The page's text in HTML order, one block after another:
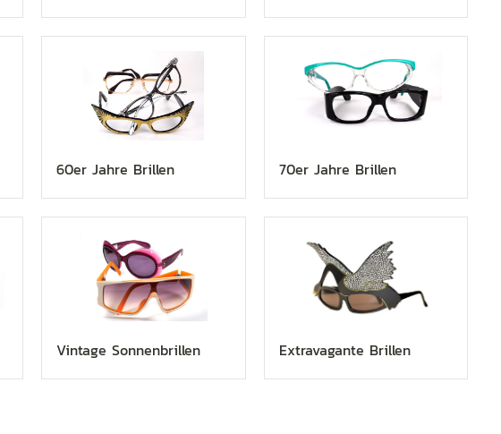
60er Jahre Brillen 70er Jahre Brillen
Vintage Sonnenbrillen Extravagante Brillen